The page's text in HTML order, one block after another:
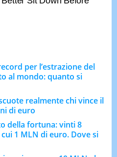
per l’estrazione del
al mondo: quanto si
realmente chi vince il
di euro
della fortuna: vinti 8
1 MLN di euro. Dove si